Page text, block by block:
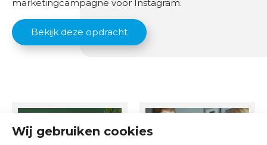
Wij gebruiken cookies
marketingcampagne voor Instagram.
Bekijk deze opdracht